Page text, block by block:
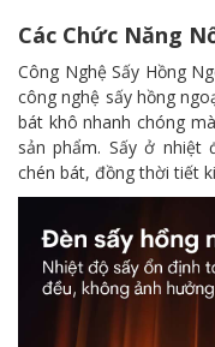
Các Chức Năng
Công Nghệ Sấy Hồng
công nghệ sấy hồng
bát khô nhanh chóng
sản phẩm. Sấy ở nhiệt
chén bát, đồng thời tiết